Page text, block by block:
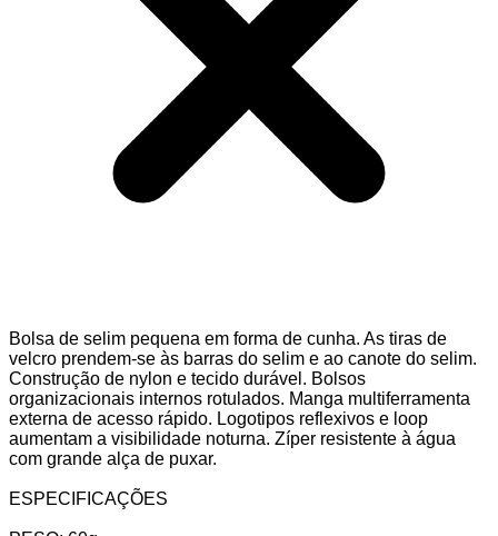
Bolsa de selim pequena em forma de cunha. As tiras de
velcro prendem-se às barras do selim e ao canote do selim.
Construção de nylon e tecido durável. Bolsos
organizacionais internos rotulados. Manga multiferramenta
externa de acesso rápido. Logotipos reflexivos e loop
aumentam a visibilidade noturna. Zíper resistente à água
com grande alça de puxar.
ESPECIFICAÇÕES